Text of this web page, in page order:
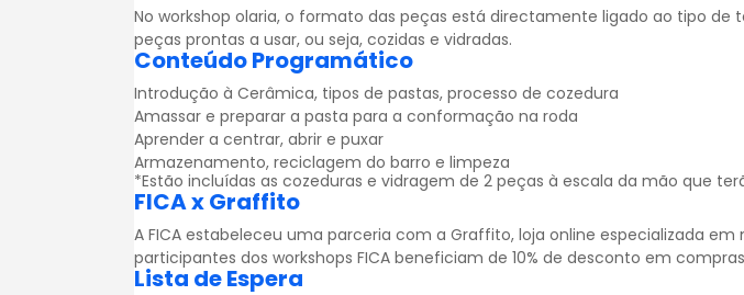
No workshop olaria, o formato das peças está directamente ligado ao tipo
peças prontas a usar, ou seja, cozidas e vidradas.
Conteúdo Programático
Introdução à Cerâmica, tipos de pastas, processo de cozedura
Amassar e preparar a pasta para a conformação na roda
Aprender a centrar, abrir e puxar
Armazenamento, reciclagem do barro e limpeza
*Estão incluídas as cozeduras e vidragem de 2 peças à escala da mão que
FICA x Graffito
A FICA estabeleceu uma parceria com a Graffito, loja online especializada
participantes dos workshops FICA beneficiam de 10% de desconto em
Lista de Espera